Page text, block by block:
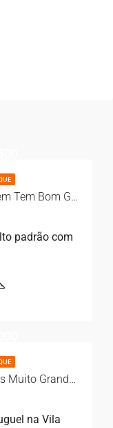
Apartamento Mobiliado Para Quem Tem Bom Gosto Aqui Na Imob Jaú
padrão com
Apartamento Novo Com Cômodos Muito Grandes Mais 3 Quartos E Hidromassagem
na Vila